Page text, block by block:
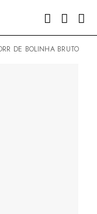
DE BOLINHA BRUTO